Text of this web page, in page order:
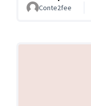
Conte2fee